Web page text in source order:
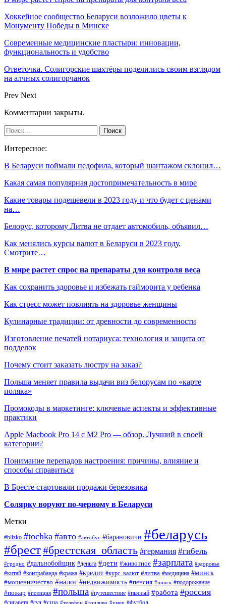
Хоккейное сообщество Беларуси возложило цветы к
Монументу Победы в Минске
Современные медицинские пластыри: инновации,
функциональность и удобство
Ответочка. Солигорские шахтёры поделились своим взглядом
на алчных солигорчанок
Prev Next
Комментарии закрыты.
Интересное:
В Беларуси поймали педофила, который шантажом склонил…
Какая самая популярная достопримечательность в мире
Какие товары подешевели в 2023 году и что будет с ценами
на…
Белорус, которому Литва не отдает автомобиль, объявил…
Как менялись курсы валют в Беларуси в 2023 году.
Смотрите…
В мире растет спрос на препараты для контроля веса
Как сохранить здоровье и избежать гайморита у ребенка
Как стресс может повлиять на здоровье женщины
Кулинарные традиции: от древности до современности
Изготовление печатей нотариуса: технология и защита от
подделок
Почему стоит заказать люстру на заказ?
Польша меняет правила выдачи виз белорусам по «карте
поляка»
Промокоды в маркетинге: ключевые аспекты и эффективные
практики
Apple Macbook Pro 14 с M2 Pro — обзор. Лучший в своей
категории?
Понимание перепадов настроения: причины, влияние и
способы справиться
В Бресте стартовали продажи березовика
Солярку воруют по-черному в Беларуси
Метки
#blizko #tochka #авто #автобус #барановичи #беларусь
#брест#брестская_область #германия #гибель
#гродно #дальнобойщик #деньга #дети #животное #зарплата #здоровье
#китай #контрабанда #кража #кредит #курс_валют #литва #медицина #минск
#мошенничество #налог #недвижимость #пенсия #пинск #подорожание
#пожар #полиция #польша #путешествие #пьяный #работа #россия
#сигарета #суд #сша #телефон #топливо #умер #футбол